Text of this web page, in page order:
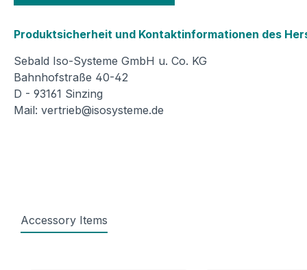
Produktsicherheit und Kontaktinformationen des
Sebald Iso-Systeme GmbH u. Co. KG
Bahnhofstraße 40-42
D - 93161 Sinzing
Mail: vertrieb@isosysteme.de
Accessory Items